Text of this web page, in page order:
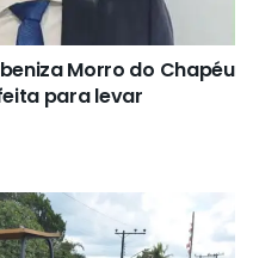
Morro do Chapéu
para levar